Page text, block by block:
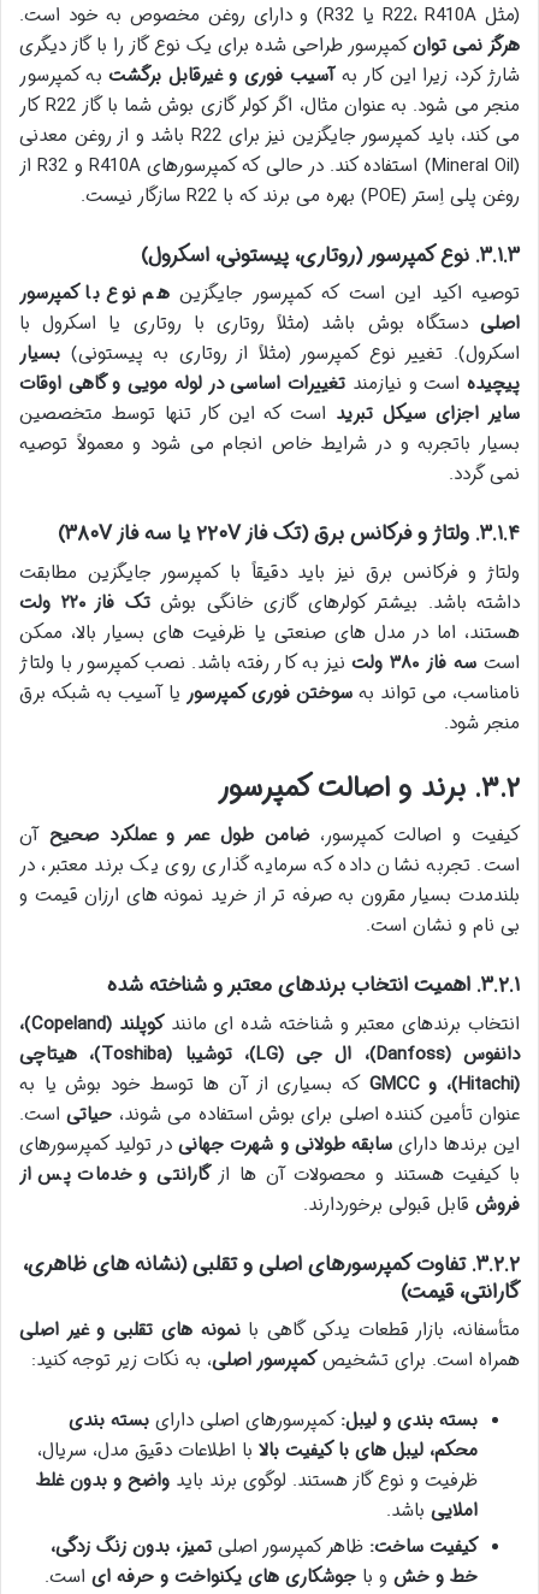
(مثل R22، R410A یا R32) و دارای روغن مخصوص به خود است.
هرگز نمی توانکمپرسور طراحی شده برای یک نوع گاز را با گاز دیگری
شارژ کرد، زیرا این کار بهآسیب فوری و غیرقابل برگشت به کمپرسور
منجر می شود. به عنوان مثال، اگر کولر گازی بوش شما با گاز R22 کار
می کند، باید کمپرسور جایگزین نیز برای R22 باشد و از روغن معدنی
(Mineral Oil) استفاده کند. در حالی که کمپرسورهای R410A و R32 از
روغن پلی اِستر (POE) بهره می برند که با R22 سازگار نیست.
۳.۱.۳. نوع کمپرسور (روتاری، پیستونی، اسکرول)
توصیه اکید این است که کمپرسور جایگزینهم نوع با کمپرسور
اصلی دستگاه بوش باشد (مثلاً روتاری با روتاری یا اسکرول با
اسکرول). تغییر نوع کمپرسور (مثلاً از روتاری به پیستونی) بسیار
پیچیدهاست و نیازمند تغییرات اساسی در لوله مویی و گاهی اوقات
سایر اجزای سیکل تبرید است که این کار تنها توسط متخصصین
بسیار باتجربه و در شرایط خاص انجام می شود و معمولاً توصیه
نمی گردد.
۳.۱.۴. ولتاژ و فرکانس برق (تک فاز ۲۲۰V یا سه فاز ۳۸۰V)
ولتاژ و فرکانس برق نیز باید دقیقاً با کمپرسور جایگزین مطابقت
داشته باشد. بیشتر کولرهای گازی خانگی بوشتک فاز ۲۲۰ ولت
هستند، اما در مدل های صنعتی یا ظرفیت های بسیار بالا، ممکن
استسه فاز ۳۸۰ ولت
نیز به کار رفته باشد. نصب کمپرسور با ولتاژ
نامناسب، می تواند به سوختن فوری کمپرسور یا آسیب به شبکه برق
منجر شود.
۳.۲. برند و اصالت کمپرسور
کیفیت و اصالت کمپرسور،ضامن طول عمر و عملکرد صحیح آن
است. تجربه نشان داده که سرمایه گذاری روی یک برند معتبر، در
بلندمدت بسیار مقرون به صرفه تر از خرید نمونه های ارزان قیمت و
بی نام و نشان است.
۳.۲.۱. اهمیت انتخاب برندهای معتبر و شناخته شده
انتخاب برندهای معتبر و شناخته شده ای مانند
کوپلند (Copeland)،
دانفوس (Danfoss)، ال جی (LG)، توشیبا (Toshiba)، هیتاچی
(Hitachi)، و GMCC
که بسیاری از آن ها توسط خود بوش یا به
عنوان تأمین کننده اصلی برای بوش استفاده می شوند، حیاتیاست.
این برندها دارایسابقه طولانی و شهرت جهانیدر تولید کمپرسورهای
با کیفیت هستند و محصولات آن ها ازگارانتی و خدمات پس از
فروش قابل قبولی برخوردارند.
۳.۲.۲. تفاوت کمپرسورهای اصلی و تقلبی (نشانه های ظاهری،
گارانتی، قیمت)
متأسفانه، بازار قطعات یدکی گاهی بانمونه های تقلبی و غیر اصلی
همراه است. برای تشخیصکمپرسور اصلی، به نکات زیر توجه کنید:
بسته بندی و لیبل: کمپرسورهای اصلی دارای بسته بندی
محکم، لیبل های با کیفیت بالا با اطلاعات دقیق مدل، سریال،
ظرفیت و نوع گاز هستند. لوگوی برند باید واضح و بدون غلط
املایی باشد.
کیفیت ساخت: ظاهر کمپرسور اصلی تمیز، بدون زنگ زدگی،
خط و خش و با جوشکاری های یکنواخت و حرفه ای است.